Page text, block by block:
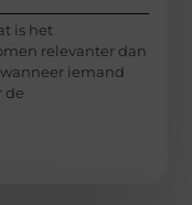
is het
relevanter dan
iemand
de